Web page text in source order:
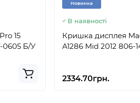
15
0605 Б/У
Новинка
В наявності
Кришка дисплея
A1286 Mid 2012 806-
2334.70грн.